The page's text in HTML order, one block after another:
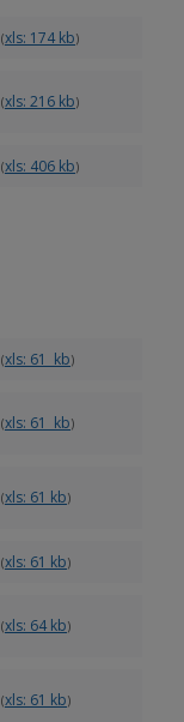
(xls: 174 kb)
(xls: 216 kb)
(xls: 406 kb)
(xls: 61 kb)
(xls: 61 kb)
(xls: 61 kb)
(xls: 61 kb)
(xls: 64 kb)
(xls: 61 kb)